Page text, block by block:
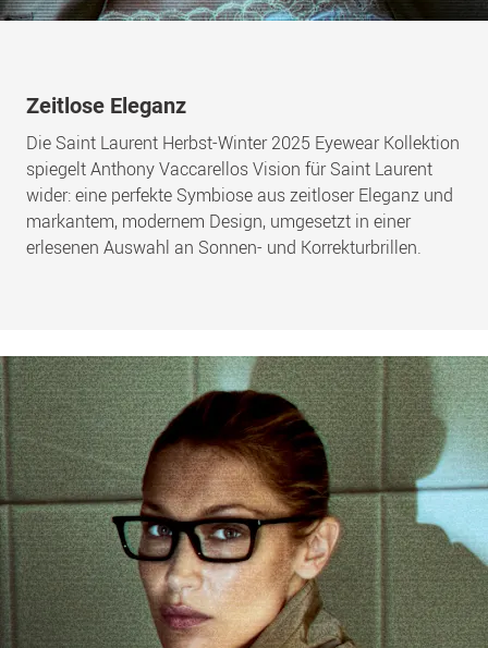
Zeitlose Eleganz
Die Saint Laurent Herbst-Winter 2025 Eyewear Kollektion
spiegelt Anthony Vaccarellos Vision für Saint Laurent
wider: eine perfekte Symbiose aus zeitloser Eleganz und
markantem, modernem Design, umgesetzt in einer
erlesenen Auswahl an Sonnen- und Korrekturbrillen.